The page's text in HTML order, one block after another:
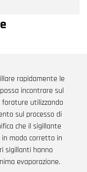
rapidamente le
incontrare sul
utilizzando
sul processo di
che il sigillante
in modo corretto in
sigillanti hanno
evaporazione.